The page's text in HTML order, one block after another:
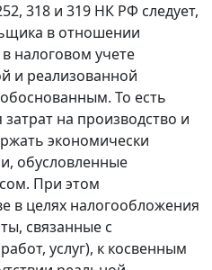
318 и 319 НК РФ следует,
в отношении
налоговом учете
и реализованной
То есть
на производство и
экономически
обусловленные
При этом
в целях налогообложения
связанные с
услуг), к косвенным